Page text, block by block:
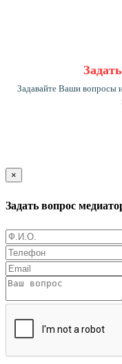
Задавайте Ваши вопросы
×
Задать вопрос